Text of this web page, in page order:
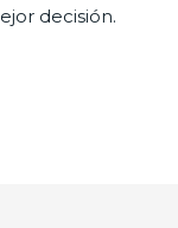
decisión.